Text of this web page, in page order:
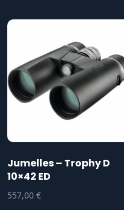
Jumelles – Trophy D
10×42 ED
557,00 €